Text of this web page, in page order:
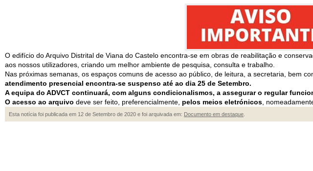
O edifício do Arquivo Distrital de Viana do Castelo encontra-se em obras de reabilitação e
aos nossos utilizadores, criando um melhor ambiente de pesquisa, consulta e trabalho.
Nas próximas semanas, os espaços comuns de acesso ao público, de leitura, a secretaria, bem
atendimento presencial encontra-se suspenso até ao dia 25 de Setembro.
A equipa do ADVCT continuará, com alguns condicionalismos, a assegurar o regular
O acesso ao arquivo deve ser feito, preferencialmente, pelos meios eletrónicos ,
Esta notícia foi publicada em 12 de Setembro de 2020 e foi arquivada em: Documento em destaque